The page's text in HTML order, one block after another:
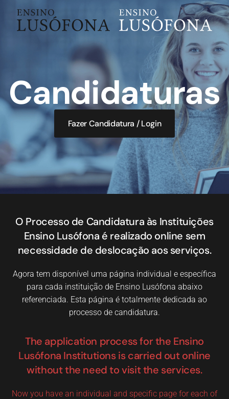
Skip to main content
Candidaturas
Fazer Candidatura / Login
O Processo de Candidatura às Instituições
Ensino Lusófona é realizado online sem
necessidade de deslocação aos serviços.
Agora tem disponível uma página individual e específica
para cada instituição de Ensino Lusófona abaixo
referenciada. Esta página é totalmente dedicada ao
processo de candidatura.
The application process for the Ensino
Lusófona Institutions is carried out online
without the need to visit the services.
Now you have an individual and specific page for each of